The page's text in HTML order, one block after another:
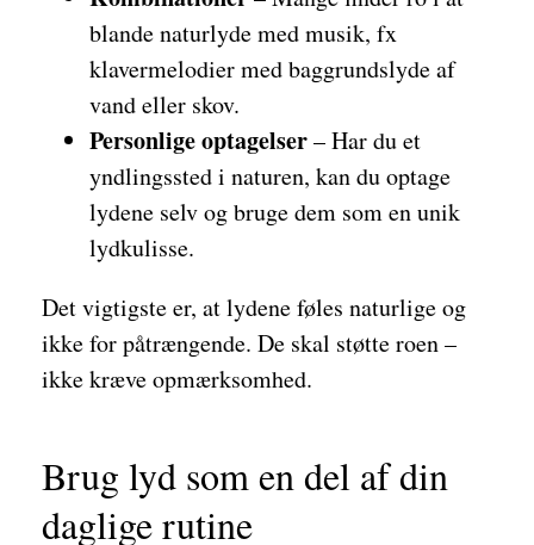
blande naturlyde med musik, fx
klavermelodier med baggrundslyde af
vand eller skov.
Personlige optagelser– Har du et
yndlingssted i naturen, kan du optage
lydene selv og bruge dem som en unik
lydkulisse.
Det vigtigste er, at lydene føles naturlige og
ikke for påtrængende. De skal støtte roen –
ikke kræve opmærksomhed.
Brug lyd som en del af din
daglige rutine